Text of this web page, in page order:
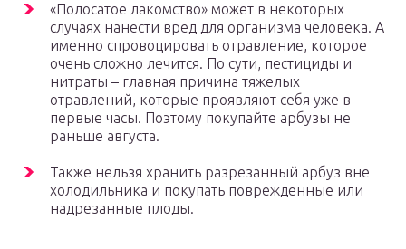
«Полосатое лакомство» может в некоторых
случаях нанести вред для организма человека. А
именно спровоцировать отравление, которое
очень сложно лечится. По сути, пестициды и
нитраты – главная причина тяжелых
отравлений, которые проявляют себя уже в
первые часы. Поэтому покупайте арбузы не
раньше августа.
Также нельзя хранить разрезанный арбуз вне
холодильника и покупать поврежденные или
надрезанные плоды.